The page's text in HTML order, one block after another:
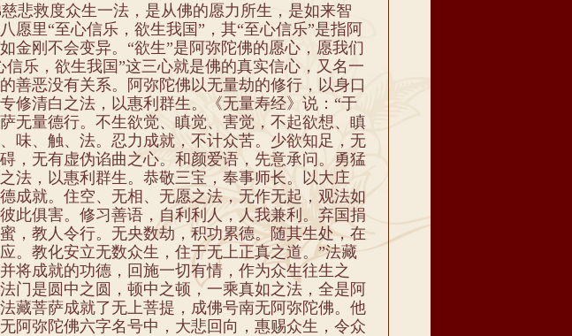
悲救度众生一法，是从佛的愿力所生，是如来智
愿里“至心信乐，欲生我国”，其“至心信乐”是指阿
金刚不会变异。“欲生”是阿弥陀佛的愿心，愿我们
乐，欲生我国”这三心就是佛的真实信心，又名一
善恶没有关系。阿弥陀佛以无量劫的修行，以身口
修清白之法，以惠利群生。《无量寿经》说：“于
无量德行。不生欲觉、瞋觉、害觉，不起欲想、瞋
味、触、法。忍力成就，不计众苦。少欲知足，无
，无有虚伪谄曲之心。和颜爱语，先意承问。勇猛
法，以惠利群生。恭敬三宝，奉事师长。以大庄
成就。住空、无相、无愿之法，无作无起，观法如
此俱害。修习善语，自利利人，人我兼利。弃国捐
，教人令行。无央数劫，积功累德。随其生处，在
。教化安立无数众生，住于无上正真之道。”法藏
将成就的功德，回施一切有情，作为众生往生之
门是圆中之圆，顿中之顿，一乘真如之法，全是阿
藏菩萨成就了无上菩提，成佛号南无阿弥陀佛。他
阿弥陀佛六字名号中，大悲回向，惠赐众生，令众